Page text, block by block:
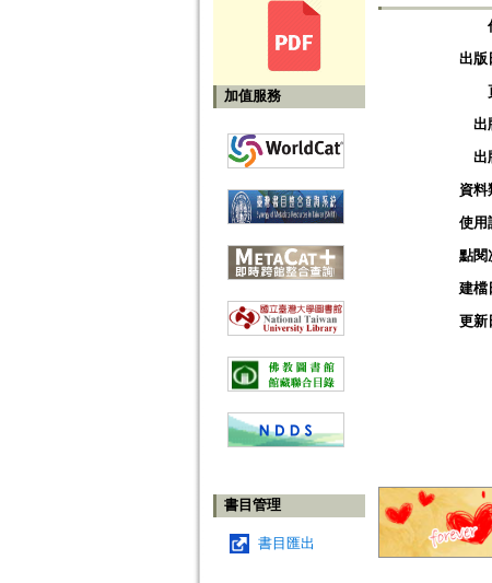
加值服務
書目管理
書目匯出
出版
出
出
資料
使用
點閱
建檔
更新